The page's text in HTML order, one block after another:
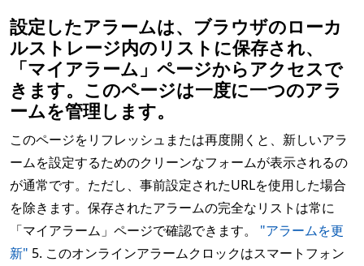
設定したアラームは、ブラウザのローカ
ルストレージ内のリストに保存され、
「マイアラーム」ページからアクセスで
きます。このページは一度に一つのアラ
ームを管理します。
このページをリフレッシュまたは再度開くと、新しいアラ
ームを設定するためのクリーンなフォームが表示されるの
が通常です。ただし、事前設定されたURLを使用した場合
を除きます。保存されたアラームの完全なリストは常に
「マイアラーム」ページで確認できます。 "アラームを更
新" 5. このオンラインアラームクロックはスマートフォン